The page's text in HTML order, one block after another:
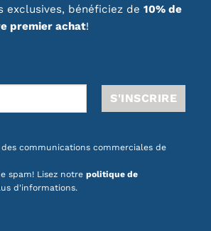
exclusives, bénéficiez de 10% de
premier achat!
communications commerciales de
spam! Lisez notre politique de
d'informations.